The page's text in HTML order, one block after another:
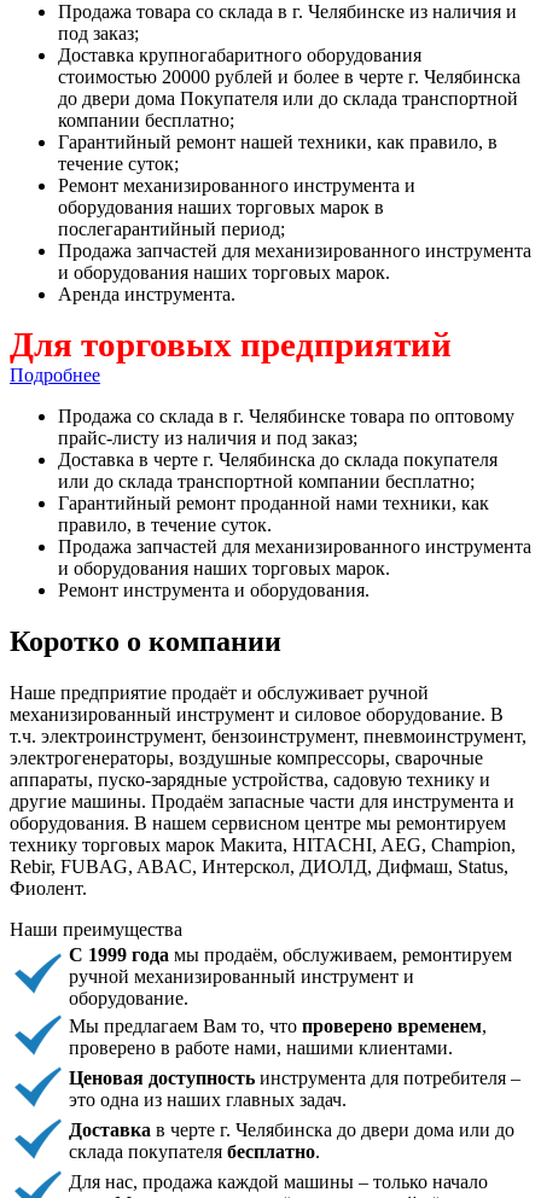
Продажа товара со склада в г. Челябинске из наличия и
под заказ;
Доставка крупногабаритного оборудования
стоимостью 20000 рублей и более в черте г. Челябинска
до двери дома Покупателя или до склада транспортной
компании бесплатно;
Гарантийный ремонт нашей техники, как правило, в
течение суток;
Ремонт механизированного инструмента и
оборудования наших торговых марок в
послегарантийный период;
Продажа запчастей для механизированного инструмента
и оборудования наших торговых марок.
Аренда инструмента.
Для торговых предприятий
Подробнее
Продажа со склада в г. Челябинске товара по оптовому
прайс-листу из наличия и под заказ;
Доставка в черте г. Челябинска до склада покупателя
или до склада транспортной компании бесплатно;
Гарантийный ремонт проданной нами техники, как
правило, в течение суток.
Продажа запчастей для механизированного инструмента
и оборудования наших торговых марок.
Ремонт инструмента и оборудования.
Коротко о компании
Наше предприятие продаёт и обслуживает ручной
механизированный инструмент и силовое оборудование. В
т.ч. электроинструмент, бензоинструмент, пневмоинструмент,
электрогенераторы, воздушные компрессоры, сварочные
аппараты, пуско-зарядные устройства, садовую технику и
другие машины. Продаём запасные части для инструмента и
оборудования. В нашем сервисном центре мы ремонтируем
технику торговых марок Макита, HITACHI, AEG, Champion,
Rebir, FUBAG, ABAC, Интерскол, ДИОЛД, Дифмаш, Status,
Фиолент.
Наши преимущества
С 1999 года мы продаём, обслуживаем, ремонтируем
ручной механизированный инструмент и
оборудование.
Мы предлагаем Вам то, что проверено временем,
проверено в работе нами, нашими клиентами.
Ценовая доступность инструмента для потребителя –
это одна из наших главных задач.
Доставка в черте г. Челябинска до двери дома или до
склада покупателя бесплатно.
Для нас, продажа каждой машины – только начало